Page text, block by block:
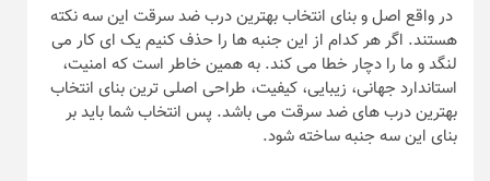
در واقع اصل و بنای انتخاب بهترین درب ضد سرقت این سه نکته
هستند. اگر هر کدام از این جنبه ها را حذف کنیم یک ای کار می
لنگد و ما را دچار خطا می کند. به همین خاطر است که امنیت،
استاندارد جهانی، زیبایی، کیفیت، طراحی اصلی ترین بنای انتخاب
بهترین درب های ضد سرقت می باشد. پس انتخاب شما باید بر
بنای این سه جنبه ساخته شود.